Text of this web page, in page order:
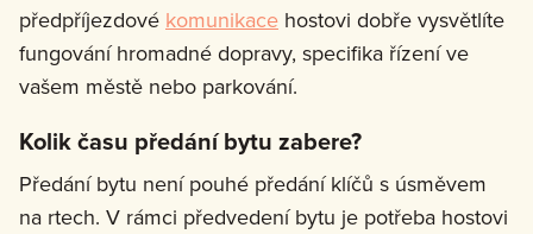
předpříjezdové komunikace hostovi dobře vysvětlíte
fungování hromadné dopravy, specifika řízení ve
vašem městě nebo parkování.
Kolik času předání bytu zabere?
Předání bytu není pouhé předání klíčů s úsměvem
na rtech. V rámci předvedení bytu je potřeba hostovi